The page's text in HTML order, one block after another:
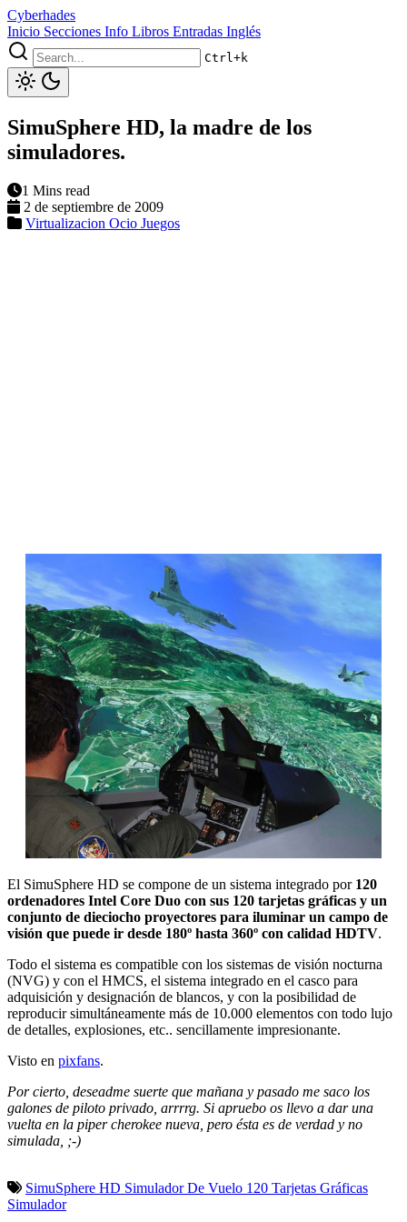
Cyberhades
Inicio Secciones Info Libros Entradas Inglés
Ctrl+k
SimuSphere HD, la madre de los
simuladores.
1 Mins read
2 de septiembre de 2009
Virtualizacion Ocio Juegos
El SimuSphere HD se compone de un sistema integrado por 120
ordenadores Intel Core Duo con sus 120 tarjetas gráficas y un
conjunto de dieciocho proyectores para iluminar un campo de
visión que puede ir desde 180º hasta 360º con calidad HDTV.
Todo el sistema es compatible con los sistemas de visión nocturna
(NVG) y con el HMCS, el sistema integrado en el casco para
adquisición y designación de blancos, y con la posibilidad de
reproducir simultáneamente más de 10.000 elementos con todo lujo
de detalles, explosiones, etc.. sencillamente impresionante.
Visto en pixfans.
Por cierto, deseadme suerte que mañana y pasado me saco los
galones de piloto privado, arrrrg. Si apruebo os llevo a dar una
vuelta en la piper cherokee nueva, pero ésta es de verdad y no
simulada, ;-)
SimuSphere HD Simulador De Vuelo 120 Tarjetas Gráficas
Simulador